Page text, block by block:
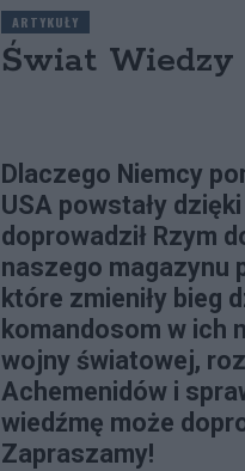
ARTYKUŁY
Świat
Dlaczego Niemcy
USA powstały
doprowadził Rzym
naszego magazynu
które zmieniły bieg
komandosom w ich
wojny światowej,
Achemenidów i
wiedźmę może
Zapraszamy!